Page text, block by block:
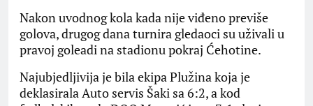
Nakon uvodnog kola kada nije viđeno previše
golova, drugog dana turnira gledaoci su uživali u
pravoj goleadi na stadionu pokraj Ćehotine.
Najubjedljivija je bila ekipa Plužina koja je
deklasirala Auto servis Šaki sa 6:2, a kod